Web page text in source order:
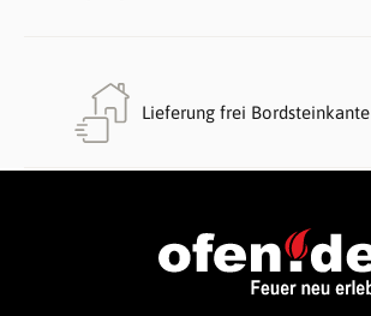
Lieferung frei Bordsteinkante